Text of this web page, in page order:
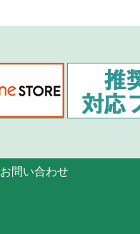
お問い合わせ